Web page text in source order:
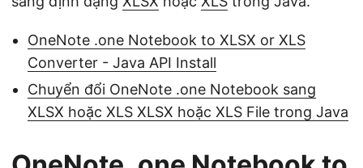
OneNote .one Notebook to XLSX or XLS
Converter - Java API Install
Chuyển đổi OneNote .one Notebook sang
XLSX hoặc XLS XLSX hoặc XLS File trong Java